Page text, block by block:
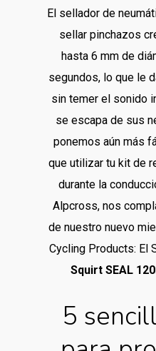
El sellador de
sellar pinchazos
hasta 6 mm de
segundos, lo que le
sin temer el sonido
se escapa de sus
ponemos aún más
que utilizar tu kit de
durante la
Alpcross, nos
de nuestro nuevo
Cycling Products: El
Squirt SEAL
5